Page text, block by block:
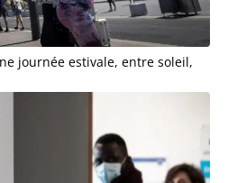
journée estivale, entre soleil,